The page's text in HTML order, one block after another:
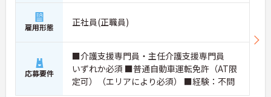
・毎月付与されるリフレッシュ休暇を活用し連休の
取得も可能でプライベートの時間もしっかりと確保
暇や育休取得実績など子育てと両立しやすい制度が
充実しています
雇用形態 正社員(正職員)
応募要件
■介護支援専門員・主任介護支援専門員
いずれか必須 ■普通自動車運転免許（AT限
定可）（エリアにより必須） ■経験：不問